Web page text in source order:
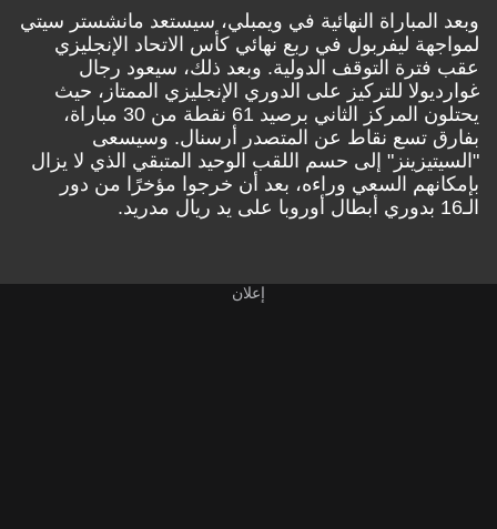
وبعد المباراة النهائية في ويمبلي، سيستعد مانشستر سيتي
لمواجهة ليفربول في ربع نهائي كأس الاتحاد الإنجليزي
عقب فترة التوقف الدولية. وبعد ذلك، سيعود رجال
غوارديولا للتركيز على الدوري الإنجليزي الممتاز، حيث
يحتلون المركز الثاني برصيد 61 نقطة من 30 مباراة،
بفارق تسع نقاط عن المتصدر أرسنال. وسيسعى
"السيتيزينز" إلى حسم اللقب الوحيد المتبقي الذي لا يزال
بإمكانهم السعي وراءه، بعد أن خرجوا مؤخرًا من دور
الـ16 بدوري أبطال أوروبا على يد ريال مدريد.